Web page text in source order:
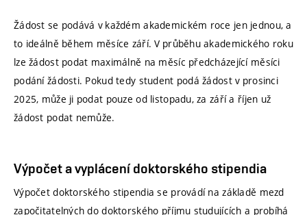
Žádost se podává v každém akademickém roce jen jednou, a
to ideálně během měsíce září. V průběhu akademického roku
lze žádost podat maximálně na měsíc předcházející měsíci
podání žádosti. Pokud tedy student podá žádost v prosinci
2025, může ji podat pouze od listopadu, za září a říjen už
žádost podat nemůže.
Výpočet a vyplácení doktorského stipendia
Výpočet doktorského stipendia se provádí na základě mezd
započitatelných do doktorského příjmu studujících a probíhá